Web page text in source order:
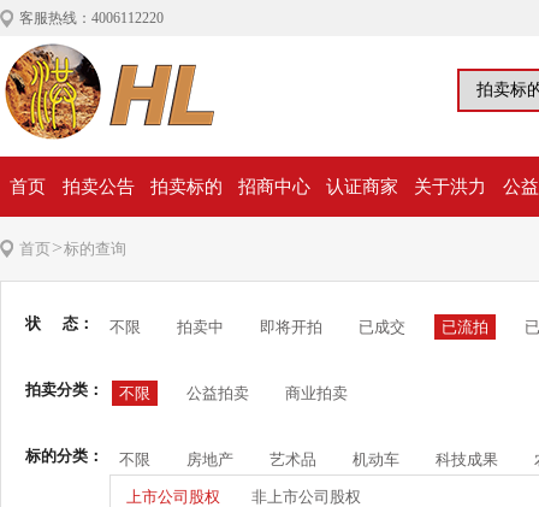
客服热线：4006112220
首页 拍卖公告 拍卖标的 招商中心 认证商家 关于洪力 公
首页>标的查询
状 态： 不限 拍卖中 即将开拍 已成交 已流拍
拍卖分类： 不限 公益拍卖 商业拍卖
标的分类： 不限 房地产 艺术品 机动车 科技成果
上市公司股权 非上市公司股权